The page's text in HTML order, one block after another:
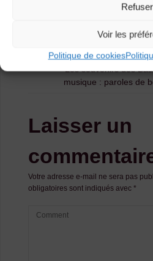
Refuser
Voir les
Politique de cookies
des interventions à l’école
Les souvenirs des
musique : paroles de
Laisser un
Votre adresse e-mail ne sera pas
obligatoires sont indiqués avec *